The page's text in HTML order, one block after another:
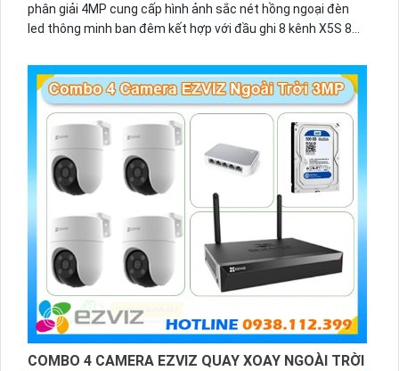
phân giải 4MP cung cấp hình ảnh sắc nét hồng ngoại đèn
led thông minh ban đêm kết hợp với đầu ghi 8 kênh X5S 8W
COMBO 4 CAMERA EZVIZ QUAY XOAY NGOÀI TRỜI